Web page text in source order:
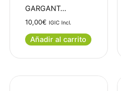
GARGANT…
10,00€ IGIC Incl.
Añadir al carrito